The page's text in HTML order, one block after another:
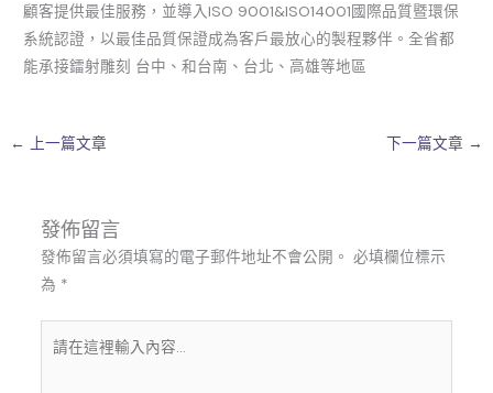
顧客提供最佳服務，並導入ISO 9001&ISO14001國際品質暨環保
系統認證，以最佳品質保證成為客戶最放心的製程夥伴。全省都
能承接鐳射雕刻 台中、和台南、台北、高雄等地區
← 上一篇文章 下一篇文章 →
發佈留言
發佈留言必須填寫的電子郵件地址不會公開。 必填欄位標示
為 *
在